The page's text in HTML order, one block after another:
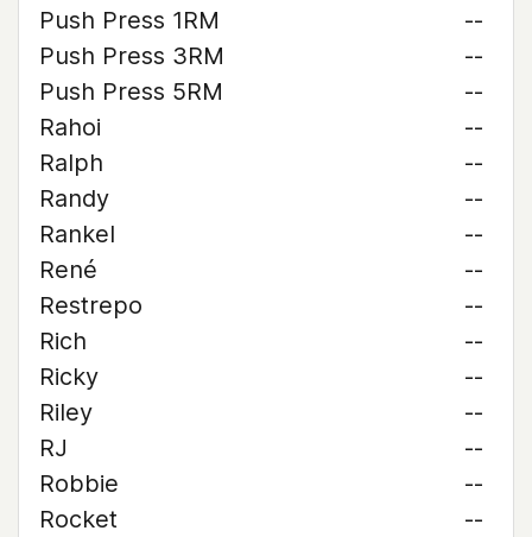
Push Press 1RM
--
Push Press 3RM
--
Push Press 5RM
--
Rahoi
--
Ralph
--
Randy
--
Rankel
--
René
--
Restrepo
--
Rich
--
Ricky
--
Riley
--
RJ
--
Robbie
--
Rocket
--